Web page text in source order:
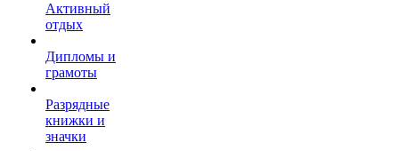
Активный
отдых
Дипломы и
грамоты
Разрядные
книжки и
значки